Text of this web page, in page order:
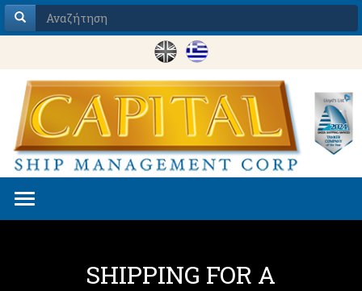
Toggle
SHIPPING FOR A